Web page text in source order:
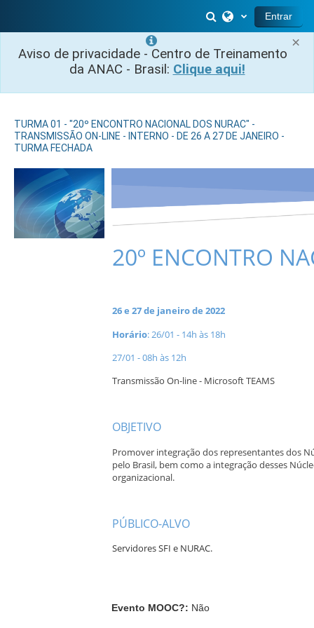
×
Aviso de privacidade - Centro de Treinamento
da ANAC - Brasil: Clique aqui!
Alternar entrada
Entrar
TURMA 01 - "20º ENCONTRO NACIONAL DOS NURAC" -
TRANSMISSÃO ON-LINE - INTERNO - DE 26 A 27 DE JANEIRO -
TURMA FECHADA
20º ENCONTRO
26 e 27 de janeiro de 2022
Horário: 26/01 - 14h às 18h
27/01 - 08h às 12h
Transmissão On-line - Microsoft TEAMS
OBJETIVO
Promover integração dos representantes dos
pelo Brasil, bem como a integração desses
organizacional.
PÚBLICO-ALVO
Servidores SFI e NURAC.
Evento MOOC?: Não